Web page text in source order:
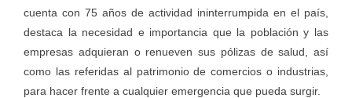
cuenta con 75 años de actividad ininterrumpida en el país,
destaca la necesidad e importancia que la población y las
empresas adquieran o renueven sus pólizas de salud, así
como las referidas al patrimonio de comercios o industrias,
para hacer frente a cualquier emergencia que pueda surgir.